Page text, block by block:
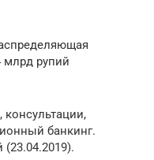
млрд рупий
банкинг.